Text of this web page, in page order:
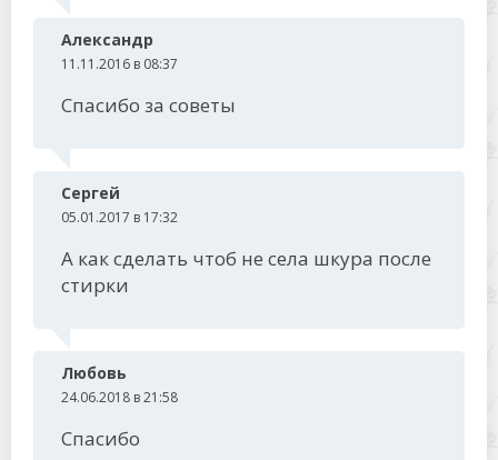
Александр
11.11.2016 в 08:37
Спасибо за советы
Сергей
05.01.2017 в 17:32
А как сделать чтоб не села шкура после
стирки
Любовь
24.06.2018 в 21:58
Спасибо